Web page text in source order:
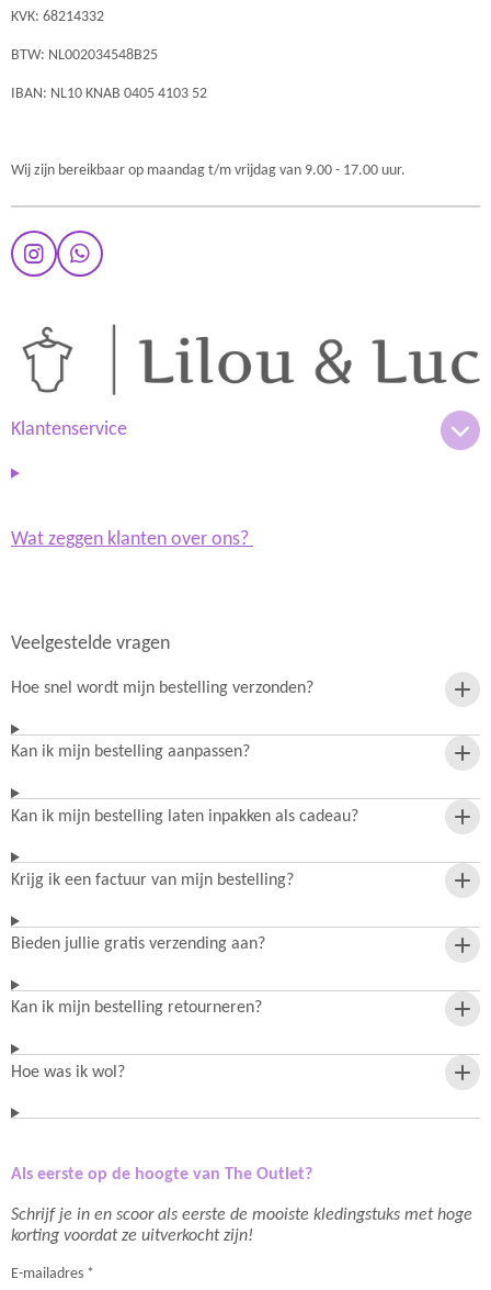
KVK: 68214332
BTW: NL002034548B25
IBAN: NL10 KNAB 0405 4103 52
Wij zijn bereikbaar op maandag t/m vrijdag van 9.00 - 17.00 uur.
I
n
a
r
m
W
h
Klantenservice
Wat zeggen klanten over ons?
Veelgestelde vragen
Hoe snel wordt mijn bestelling verzonden?
Kan ik mijn bestelling aanpassen?
Kan ik mijn bestelling laten inpakken als cadeau?
Krijg ik een factuur van mijn bestelling?
Bieden jullie gratis verzending aan?
Kan ik mijn bestelling retourneren?
Hoe was ik wol?
Als eerste op de hoogte van The Outlet?
Schrijf je in en scoor als eerste de mooiste kledingstuks met hoge
korting voordat ze uitverkocht zijn!
E-mailadres *